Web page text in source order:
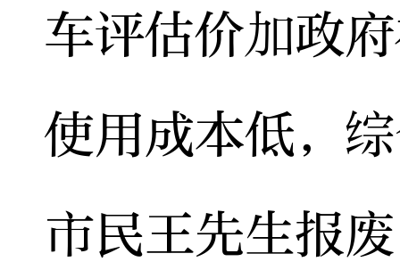
车评估价加政
使用成本低，
市民王先生报